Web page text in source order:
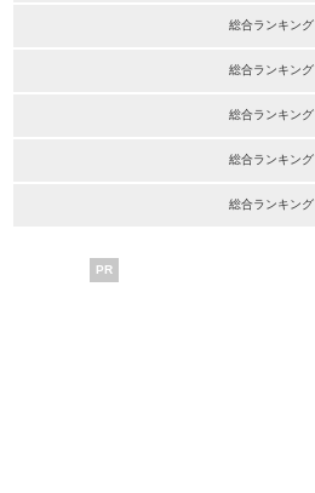
総合ランキング
総合ランキング
総合ランキング
総合ランキング
総合ランキング
PR